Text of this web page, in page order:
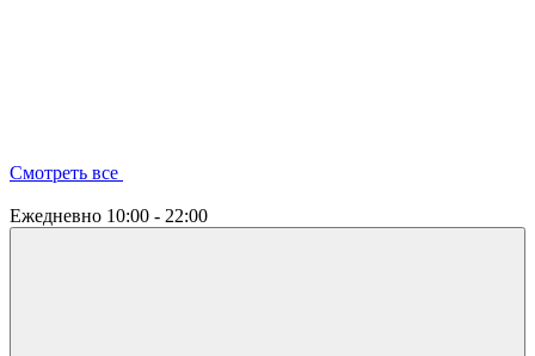
Смотреть все
Ежедневно 10:00 - 22:00